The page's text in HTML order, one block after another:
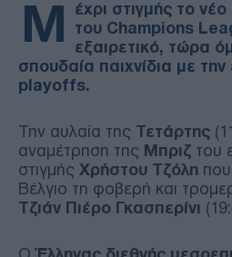
Μ
έχρι στιγμής το
του Champions
εξαιρετικό, τώρα
σπουδαία παιχνίδια με
playoffs.
Την αυλαία της Τετάρτης
αναμέτρηση της Μπριζ του
στιγμής Χρήστου Τζόλη
Βέλγιο τη φοβερή και
Τζιάν Πιέρο Γκασπερίνι